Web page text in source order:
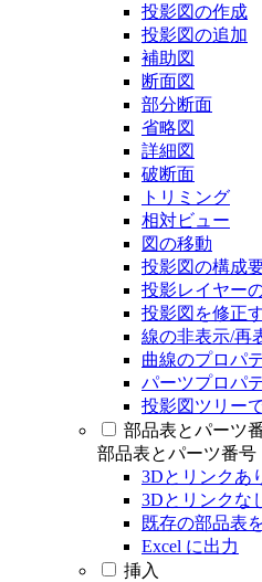
投影図の作成
投影図の追加
補助図
断面図
部分断面
省略図
詳細図
破断面
トリミング
相対ビュー
図の移動
投影図の構成
投影レイヤー
投影図を修正
線の非表示/再
曲線のプロパ
パーツプロパ
投影図ツリー
部品表とパーツ
部品表とパーツ番号
3Dとリンクあ
3Dとリンクな
既存の部品表
Excel に出力
挿入